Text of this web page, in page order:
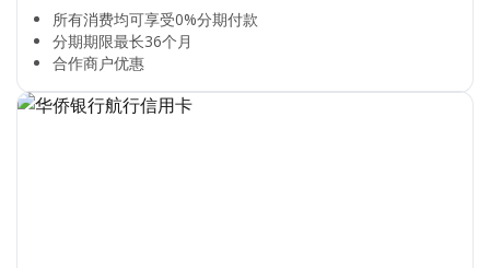
所有消费均可享受0%分期付款​
分期期限最长36个月​
合作商户优惠​